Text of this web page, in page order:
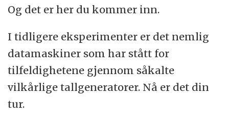
Og det er her du kommer inn.
I tidligere eksperimenter er det nemlig
datamaskiner som har stått for
tilfeldighetene gjennom såkalte
vilkårlige tallgeneratorer. Nå er det din
tur.